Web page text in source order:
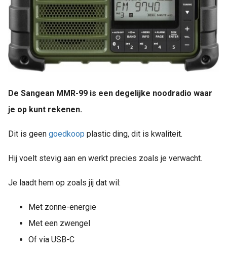
De Sangean MMR-99 is een degelijke noodradio waar
je op kunt rekenen.
Dit is geen goedkoop plastic ding, dit is kwaliteit.
Hij voelt stevig aan en werkt precies zoals je verwacht.
Je laadt hem op zoals jij dat wil:
Met zonne-energie
Met een zwengel
Of via USB-C